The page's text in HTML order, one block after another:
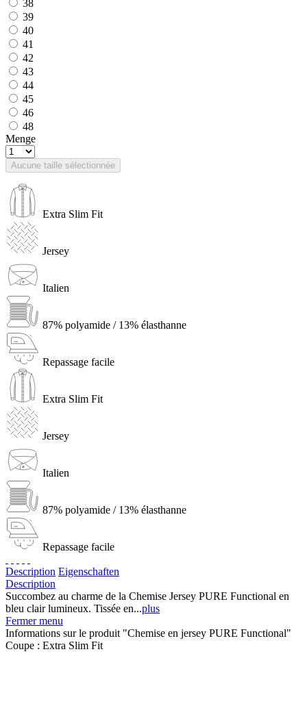
38
39
40
41
42
43
44
45
46
48
Menge
Aucune taille sélectionnée
Extra Slim Fit
Jersey
Italien
87% polyamide / 13% élasthanne
Repassage facile
Extra Slim Fit
Jersey
Italien
87% polyamide / 13% élasthanne
Repassage facile
Description Eigenschaften
Description
Succombez au charme de la Chemise Jersey PURE Functional en
bleu clair lumineux. Tissée en...plus
Fermer menu
Informations sur le produit "Chemise en jersey PURE Functional"
Coupe : Extra Slim Fit